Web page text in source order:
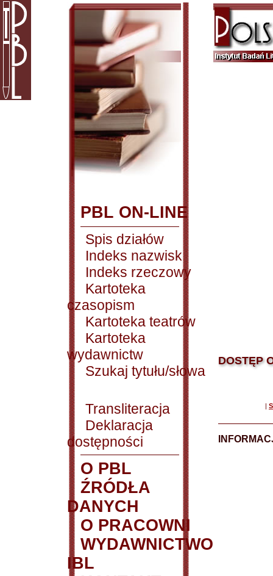
PBL ON-LINE
Spis działów
Indeks nazwisk
Indeks rzeczowy
Kartoteka
czasopism
Kartoteka teatrów
Kartoteka
wydawnictw
Szukaj tytułu/słowa
Transliteracja
Deklaracja
dostępności
O PBL
ŹRÓDŁA
DANYCH
O PRACOWNI
WYDAWNICTWO
IBL
DOSTĘP
|